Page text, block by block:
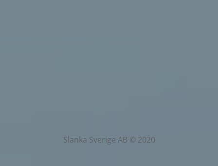
Slanka Sverige AB © 2020